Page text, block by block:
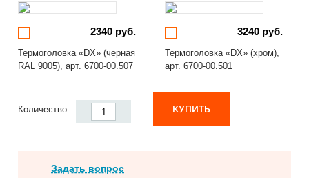
2340 руб.
Термоголовка «DX» (черная
RAL 9005), арт. 6700-00.507
3240 руб.
Термоголовка «DX» (хром),
арт. 6700-00.501
Количество: КУПИТЬ
Задать вопрос